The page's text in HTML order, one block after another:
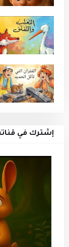
إشترك في